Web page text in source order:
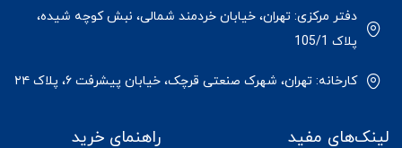
دفتر مرکزی: تهران، خیابان خردمند شمالی، نبش کوچه شیده،
پلاک 105/1
کارخانه: تهران، شهرک صنعتی قرچک، خیابان پیشرفت ۶، پلاک ۲۴
لینک‌های مفید راهنمای خرید